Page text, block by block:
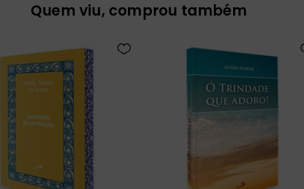
Quem viu, comprou também